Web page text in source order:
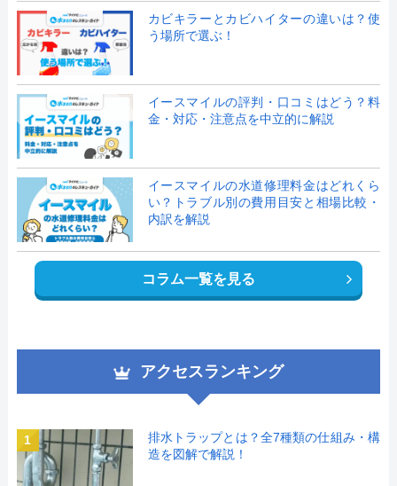
カビキラーとカビハイターの違いは？使
う場所で選ぶ！
イースマイルの評判・口コミはどう？料
金・対応・注意点を中立的に解説
イースマイルの水道修理料金はどれくら
い？トラブル別の費用目安と相場比較・
内訳を解説
コラム一覧を見る
アクセスランキング
1
排水トラップとは？全7種類の仕組み・構
造を図解で解説！